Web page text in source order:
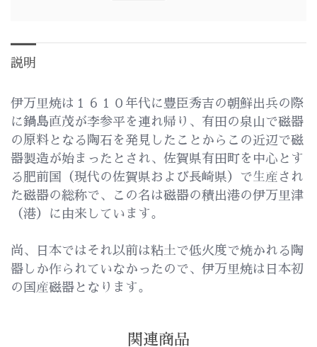
説明
伊万里焼は１６１０年代に豊臣秀吉の朝鮮出兵の際
に鍋島直茂が李参平を連れ帰り、有田の泉山で磁器
の原料となる陶石を発見したことからこの近辺で磁
器製造が始まったとされ、佐賀県有田町を中心とす
る肥前国（現代の佐賀県および長崎県）で生産され
た磁器の総称で、この名は磁器の積出港の伊万里津
（港）に由来しています。
尚、日本ではそれ以前は粘土で低火度で焼かれる陶
器しか作られていなかったので、伊万里焼は日本初
の国産磁器となります。
関連商品